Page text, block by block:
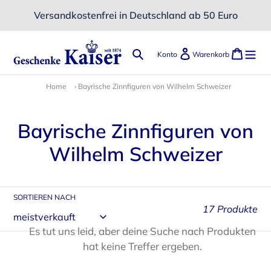
Versandkostenfrei in Deutschland ab 50 Euro
Suchen
Konto Einloggen
Warenkorb
Home › Bayrische Zinnfiguren von Wilhelm Schweizer
K
e
g
Bayrische Zinnfiguren von
Wilhelm Schweizer
SORTIEREN NACH
17 Produkte
Es tut uns leid, aber deine Suche nach Produkten
hat keine Treffer ergeben.